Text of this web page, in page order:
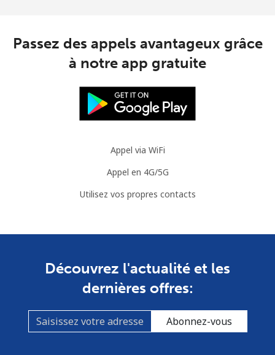
Passez des appels avantageux grâce
à notre app gratuite
Appel via WiFi
Appel en 4G/5G
Utilisez vos propres contacts
Découvrez l'actualité et les
dernières offres:
Abonnez-vous